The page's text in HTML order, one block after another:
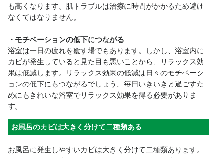
も高くなります。肌トラブルは治療に時間がかかるため避け
なくてはなりません。
・モチベーションの低下につながる
浴室は一日の疲れを癒す場でもあります。しかし、浴室内に
カビが発生していると見た目も悪いことから、リラックス効
果は低減します。リラックス効果の低減は日々のモチベーシ
ョンの低下にもつながるでしょう。毎日いきいきと過ごすた
めにもきれいな浴室でリラックス効果を得る必要がありま
す。
お風呂のカビは大きく分けて二種類ある
お風呂に発生しやすいカビは大きく分けて二種類あります。